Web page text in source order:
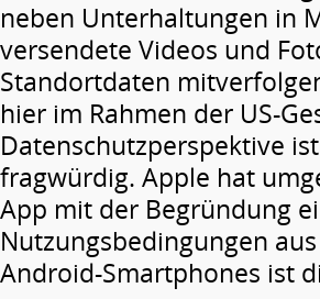
neben Unterhaltungen in
versendete Videos und
Standortdaten
hier im Rahmen der US-
Datenschutzperspektive
fragwürdig. Apple hat
App mit der Begründung
Nutzungsbedingungen
Android-Smartphones ist